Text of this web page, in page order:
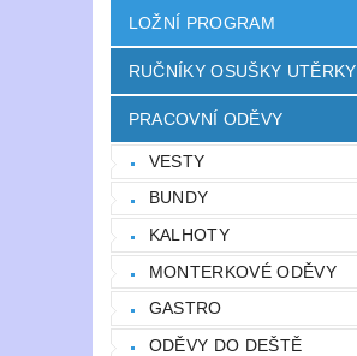
LOŽNÍ PROGRAM
RUČNÍKY OSUŠKY UTĚRKY
PRACOVNÍ ODĚVY
VESTY
BUNDY
KALHOTY
MONTERKOVÉ ODĚVY
GASTRO
ODĚVY DO DEŠTĚ